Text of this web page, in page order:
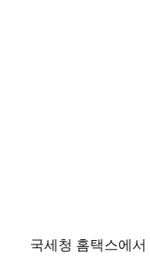
국세청 홈택스에서